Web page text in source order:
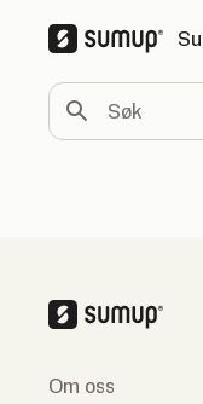
Søk
Om oss